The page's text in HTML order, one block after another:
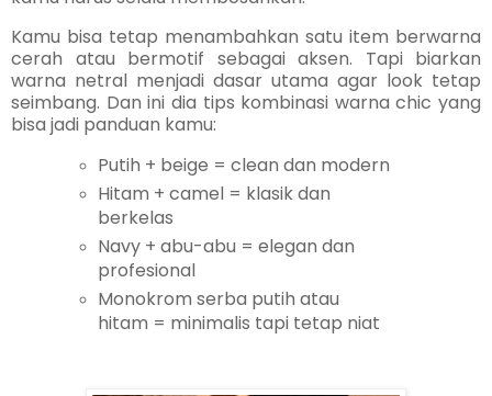
Kamu bisa tetap menambahkan satu item berwarna
cerah atau bermotif sebagai aksen. Tapi biarkan
warna netral menjadi dasar utama agar look tetap
seimbang. Dan ini dia tips kombinasi warna chic yang
bisa jadi panduan kamu:
Putih + beige = clean dan modern
Hitam + camel = klasik dan
berkelas
Navy + abu-abu = elegan dan
profesional
Monokrom serba putih atau
hitam = minimalis tapi tetap niat